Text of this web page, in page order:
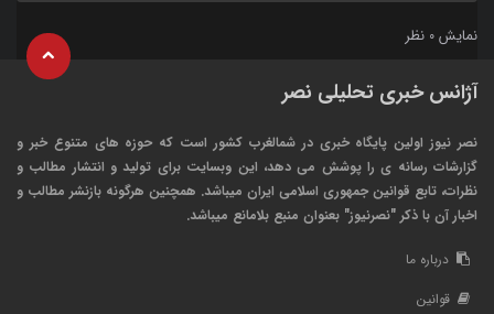
نمایش 0 نظر
آژانس خبری تحلیلی نصر
نصر نیوز اولین پایگاه خبری در شمالغرب کشور است که حوزه های متنوع خبر و
گزارشات رسانه ی را پوشش می دهد، این وبسایت برای تولید و انتشار مطالب و
نظرات، تابع قوانین جمهوری اسلامی ایران میباشد. همچنین هرگونه بازنشر مطالب و
اخبار آن با ذکر "نصرنیوز" بعنوان منبع بلامانع میباشد.
درباره ما
قوانین